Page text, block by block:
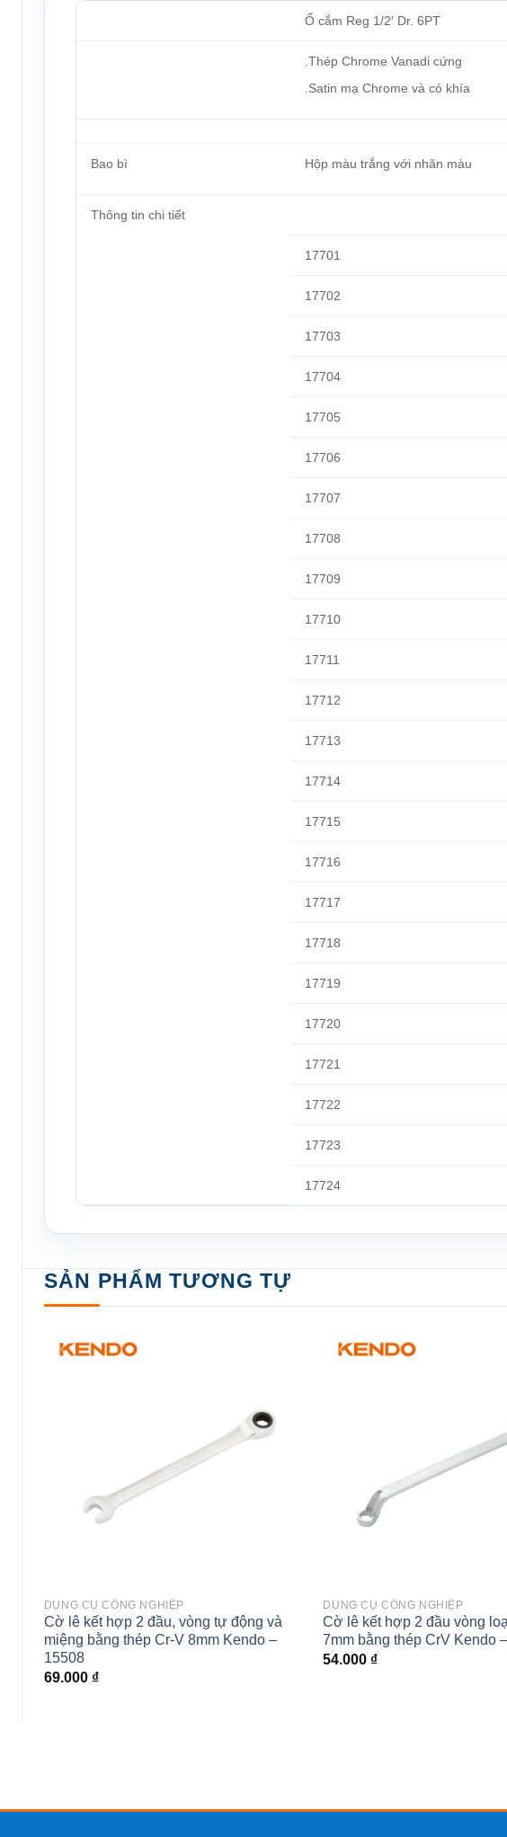
Ổ cắm Reg 1/2′ Dr. 6PT
.Thép Chrome Vanadi cứng
.Satin mạ Chrome và có khía
Bao bì Hộp màu trắng với nhãn màu
Thông tin chi tiết
17701
17702
17703
17704
17705
17706
17707
17708
17709
17710
17711
17712
17713
17714
17715
17716
17717
17718
17719
17720
17721
17722
17723
17724
SẢN PHẨM TƯƠNG TỰ
DỤNG CỤ CÔNG NGHIỆP
Cờ lê kết hợp 2 đầu, vòng tự động và
miệng bằng thép Cr-V 8mm Kendo –
15508
69.000 ₫
DỤNG CỤ CÔNG NGHIỆP
Cờ lê kết hợp 2 đầu vòng
7mm bằng thép CrV Kendo
54.000 ₫